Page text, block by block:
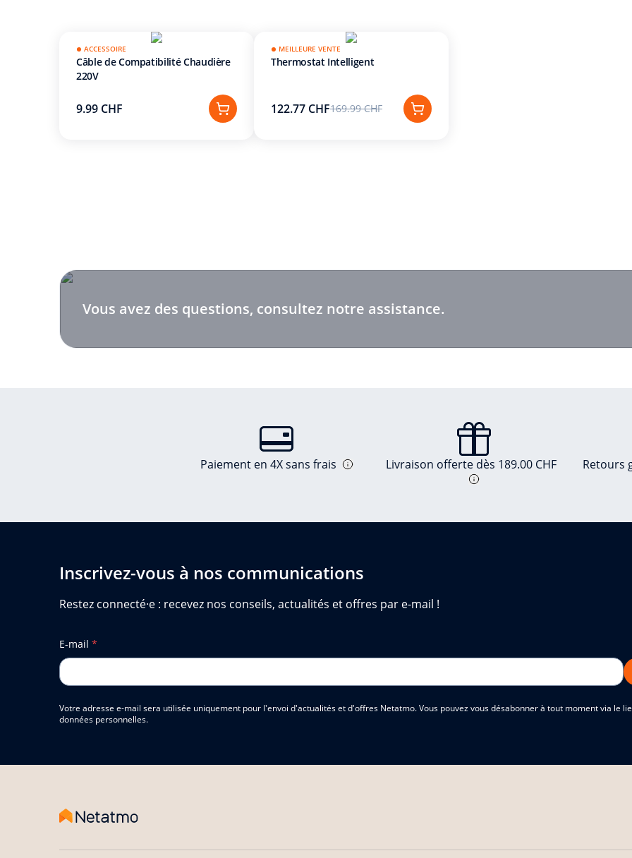
ACCESSOIRE
Câble de Compatibilité Chaudière
220V
9.99 CHF
MEILLEURE VENTE
Thermostat Intelligent
122.77 CHF169.99 CHF
Vous avez des questions, consultez notre assistance.
Paiement en 4X sans frais Livraison offerte dès 189.00 CHF Retours
Inscrivez-vous à nos communications
Restez connecté·e : recevez nos conseils, actualités et offres par e-mail !
E-mail *
Votre adresse e-mail sera utilisée uniquement pour l'envoi d'actualités et d'offres Netatmo. Vous pouvez vous désabonner à tout moment via le
données personnelles.